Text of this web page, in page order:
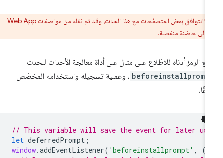
لا تتوافق بعض المتصفّحات مع هذا الحدث، وقد تم نقله من مواصفات Web App
حاضنة منفصلة.
الرمز أدناه للاطّلاع على مثال على أداة معالجة الأحداث للحدث
، وعملية تسجيله واستخدامه المخصّص
// This variable will save the event for later
let deferredPrompt
window.addEventListener('beforeinstallprompt'